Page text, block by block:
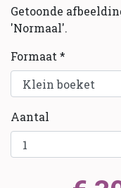
Getoonde
'Normaal'.
Formaat *
Aantal